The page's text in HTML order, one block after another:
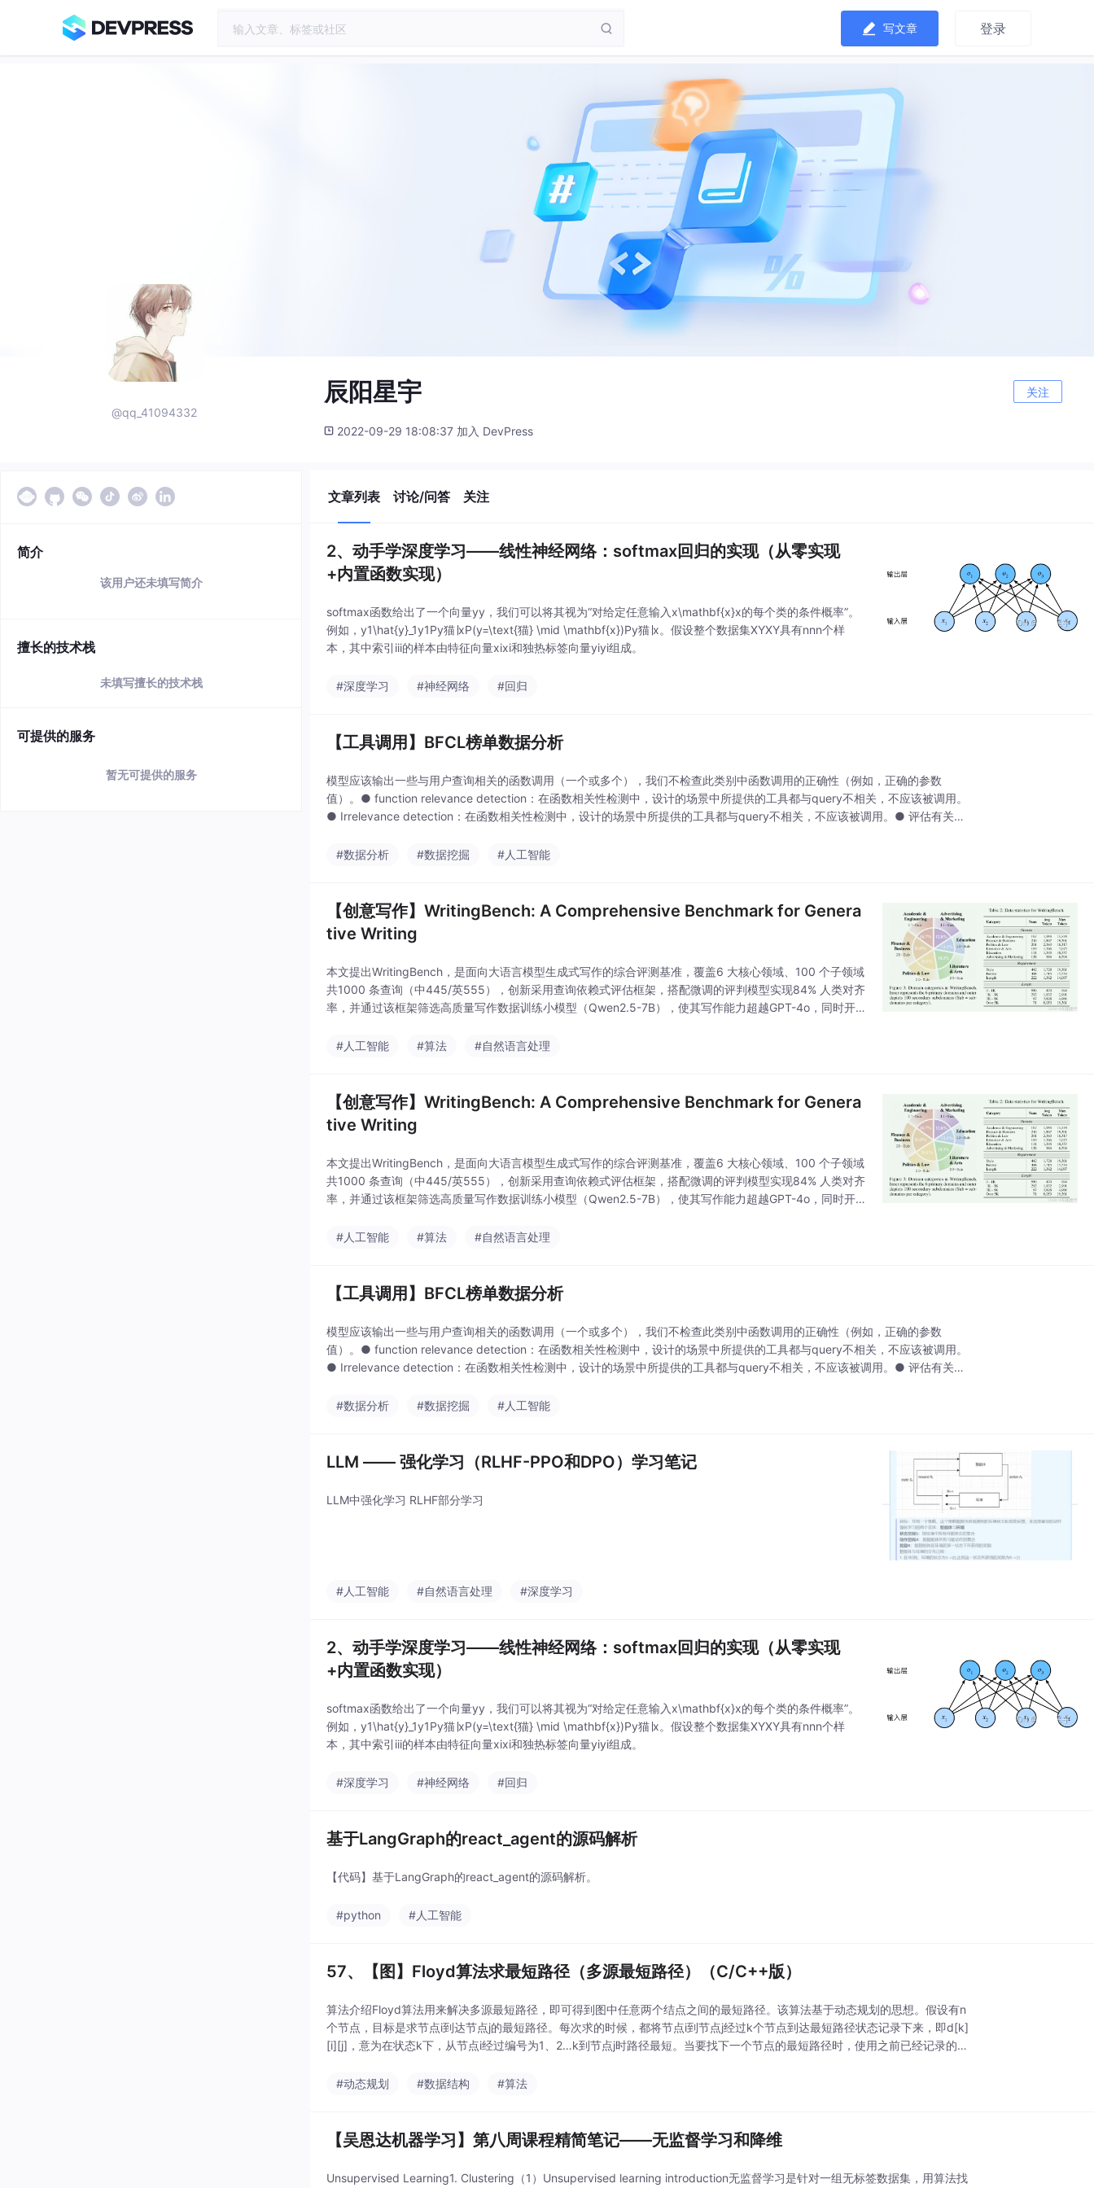
写文章 登录
@qq_41094332
辰阳星宇 关注
2022-09-29 18:08:37 加入 DevPress
简介
该用户还未填写简介
擅长的技术栈
未填写擅长的技术栈
可提供的服务
暂无可提供的服务
文章列表 讨论/问答 关注
2、动手学深度学习——线性神经网络：softmax回归的实现（从零实现
+内置函数实现）
softmax函数给出了一个向量yy​，我们可以将其视为“对给定任意输入x\mathbf{x}x的每个类的条件概率”。
例如，y1\hat{y}_1y​1​Py猫∣xP(y=\text{猫} \mid \mathbf{x})Py猫∣x。假设整个数据集XYXY具有nnn个样
本，其中索引iii的样本由特征向量xixi和独热标签向量yiyi组成。
#深度学习 #神经网络 #回归
【工具调用】BFCL榜单数据分析
模型应该输出一些与用户查询相关的函数调用（一个或多个），我们不检查此类别中函数调用的正确性（例如，正确的参数
值）。● function relevance detection：在函数相关性检测中，设计的场景中所提供的工具都与query不相关，不应该被调用。
● Irrelevance detection：在函数相关性检测中，设计的场景中所提供的工具都与query不相关，不应该被调用。● 评估有关预
#数据分析
#数据挖掘 #人工智能
【创意写作】WritingBench: A Comprehensive Benchmark for Genera
tive Writing
本文提出WritingBench，是面向大语言模型生成式写作的综合评测基准，覆盖6 大核心领域、100 个子领域
共1000 条查询（中445/英555），创新采用查询依赖式评估框架，搭配微调的评判模型实现84% 人类对齐
率，并通过该框架筛选高质量写作数据训练小模型（Qwen2.5-7B），使其写作能力超越GPT-4o，同时开
#人工智能
#算法 #自然语言处理
【创意写作】WritingBench: A Comprehensive Benchmark for Genera
tive Writing
本文提出WritingBench，是面向大语言模型生成式写作的综合评测基准，覆盖6 大核心领域、100 个子领域
共1000 条查询（中445/英555），创新采用查询依赖式评估框架，搭配微调的评判模型实现84% 人类对齐
率，并通过该框架筛选高质量写作数据训练小模型（Qwen2.5-7B），使其写作能力超越GPT-4o，同时开
#人工智能
#算法 #自然语言处理
【工具调用】BFCL榜单数据分析
模型应该输出一些与用户查询相关的函数调用（一个或多个），我们不检查此类别中函数调用的正确性（例如，正确的参数
值）。● function relevance detection：在函数相关性检测中，设计的场景中所提供的工具都与query不相关，不应该被调用。
● Irrelevance detection：在函数相关性检测中，设计的场景中所提供的工具都与query不相关，不应该被调用。● 评估有关预
#数据分析
#数据挖掘 #人工智能
LLM —— 强化学习（RLHF-PPO和DPO）学习笔记
LLM中强化学习 RLHF部分学习
#人工智能 #自然语言处理 #深度学习
2、动手学深度学习——线性神经网络：softmax回归的实现（从零实现
+内置函数实现）
softmax函数给出了一个向量yy​，我们可以将其视为“对给定任意输入x\mathbf{x}x的每个类的条件概率”。
例如，y1\hat{y}_1y​1​Py猫∣xP(y=\text{猫} \mid \mathbf{x})Py猫∣x。假设整个数据集XYXY具有nnn个样
本，其中索引iii的样本由特征向量xixi和独热标签向量yiyi组成。
#深度学习 #神经网络 #回归
基于LangGraph的react_agent的源码解析
【代码】基于LangGraph的react_agent的源码解析。
#python #人工智能
57、【图】Floyd算法求最短路径（多源最短路径）（C/C++版）
算法介绍Floyd算法用来解决多源最短路径，即可得到图中任意两个结点之间的最短路径。该算法基于动态规划的思想。假设有n
个节点，目标是求节点i到达节点j的最短路径。每次求的时候，都将节点i到节点j经过k个节点到达最短路径状态记录下来，即d[k]
[i][j]，意为在状态k下，从节点i经过编号为1、2…k到节点j时路径最短。当要找下一个节点的最短路径时，使用之前已经记录的状
#动态规划
#数据结构 #算法
【吴恩达机器学习】第八周课程精简笔记——无监督学习和降维
Unsupervised Learning1. Clustering（1）Unsupervised learning introduction无监督学习是针对一组无标签数据集，用算法找